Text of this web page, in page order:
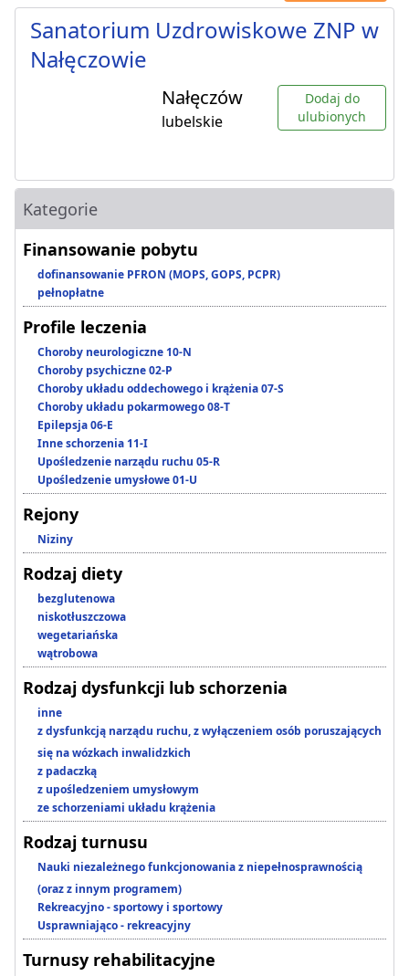
Sanatorium Uzdrowiskowe ZNP w
Nałęczowie
Nałęczów
lubelskie
Dodaj do
ulubionych
Kategorie
Finansowanie pobytu
dofinansowanie PFRON (MOPS, GOPS, PCPR)
pełnopłatne
Profile leczenia
Choroby neurologiczne 10-N
Choroby psychiczne 02-P
Choroby układu oddechowego i krążenia 07-S
Choroby układu pokarmowego 08-T
Epilepsja 06-E
Inne schorzenia 11-I
Upośledzenie narządu ruchu 05-R
Upośledzenie umysłowe 01-U
Rejony
Niziny
Rodzaj diety
bezglutenowa
niskotłuszczowa
wegetariańska
wątrobowa
Rodzaj dysfunkcji lub schorzenia
inne
z dysfunkcją narządu ruchu, z wyłączeniem osób poruszających
się na wózkach inwalidzkich
z padaczką
z upośledzeniem umysłowym
ze schorzeniami układu krążenia
Rodzaj turnusu
Nauki niezależnego funkcjonowania z niepełnosprawnością
(oraz z innym programem)
Rekreacyjno - sportowy i sportowy
Usprawniająco - rekreacyjny
Turnusy rehabilitacyjne